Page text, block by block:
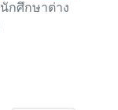
นักศึกษาต่าง